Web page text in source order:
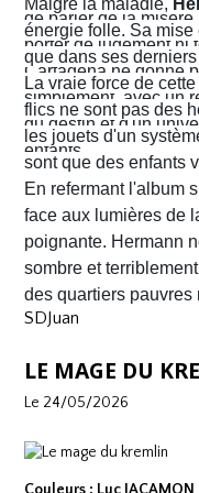
d’Arriega. Devenus
Nacho s'enfuient vers
qu’ils vont croiser,
fatigué qui les
de parler de la
porter de jugement ni
Cartagena ne donne
simplement, avec un
du destin et d'un
enfants.
Malgré la maladie,
énergie folle. Sa
que dans ses
poussière et la sueur
transmettre. On y
aux mâchoires
ou la noirceur du
fluidité exemplaire.
mêlant road trip
contre la montre où
survivre.
La vraie force de
flics ne sont pas des
les jouets d'un
sont que des enfants
naissance.
En refermant l'album
face aux lumières de
poignante. Hermann
sombre et
des quartiers pauvres
SDJuan
LE MAGE DU
Le 24/05/2026